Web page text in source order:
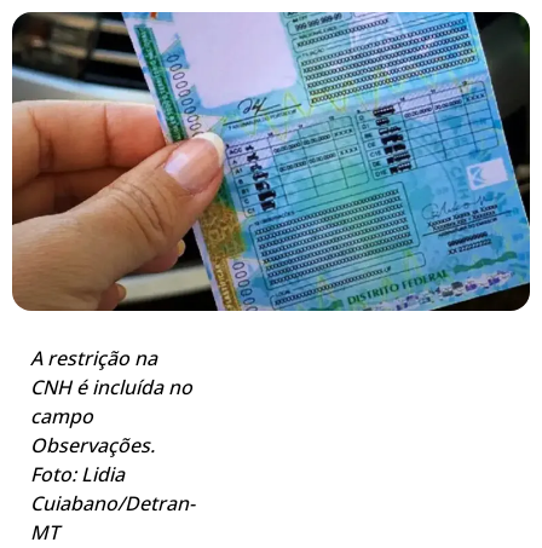
A restrição na
CNH é incluída no
campo
Observações.
Foto: Lidia
Cuiabano/Detran-
MT